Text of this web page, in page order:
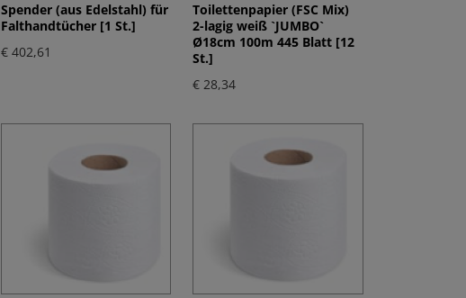
Spender (aus Edelstahl) für
Falthandtücher [1 St.]
€ 402,61
Toilettenpapier (FSC Mix)
2-lagig weiß `JUMBO`
Ø18cm 100m 445 Blatt [12
St.]
€ 28,34